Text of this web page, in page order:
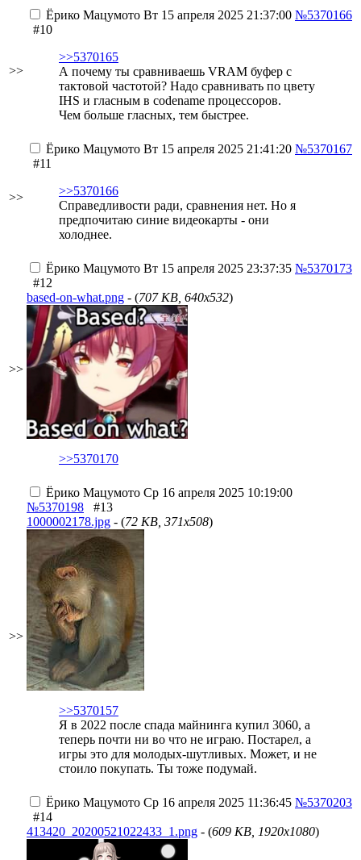
>>
Ёрико Мацумото Вт 15 апреля 2025 21:37:00 №5370166
#10
>>5370165
А почему ты сравниваешь VRAM буфер с
тактовой частотой? Надо сравнивать по цвету
IHS и гласным в codename процессоров.
Чем больше гласных, тем быстрее.
>>
Ёрико Мацумото Вт 15 апреля 2025 21:41:20 №5370167
#11
>>5370166
Справедливости ради, сравнения нет. Но я
предпочитаю синие видеокарты - они
холоднее.
>>
Ёрико Мацумото Вт 15 апреля 2025 23:37:35 №5370173
#12
based-on-what.png - (707 KB, 640x532)
>>5370170
>>
Ёрико Мацумото Ср 16 апреля 2025 10:19:00
№5370198
#13
1000002178.jpg - (72 KB, 371x508)
>>5370157
Я в 2022 после спада майнинга купил 3060, а
теперь почти ни во что не играю. Постарел, а
игры это для молодых-шутливых. Может, и не
стоило покупать. Ты тоже подумай.
Ёрико Мацумото Ср 16 апреля 2025 11:36:45 №5370203
#14
413420_20200521022433_1.png - (609 KB, 1920x1080)